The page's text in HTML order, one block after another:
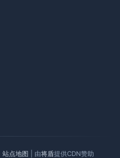
站点地图 | 由将盾提供CDN赞助